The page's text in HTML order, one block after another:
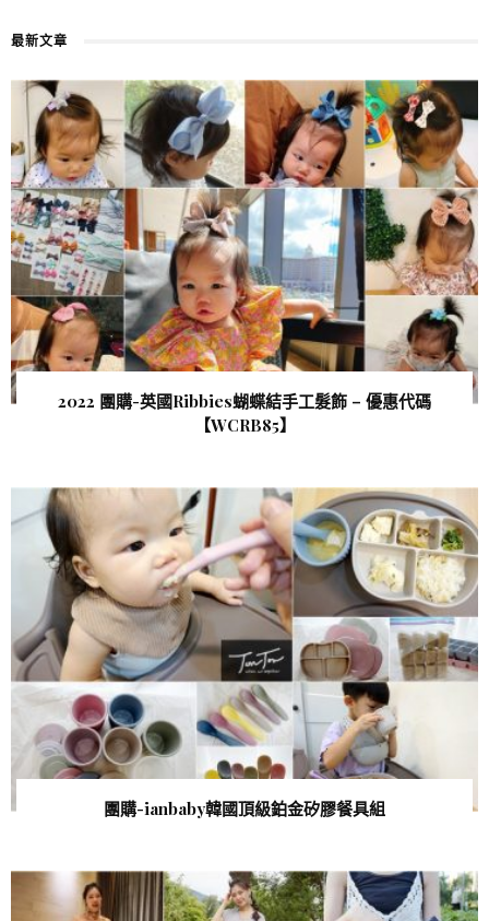
最新文章
2022 團購-英國Ribbies蝴蝶結手工髮飾 – 優惠代碼
【WCRB85 】
團購-ianbaby韓國頂級鉑金矽膠餐具組